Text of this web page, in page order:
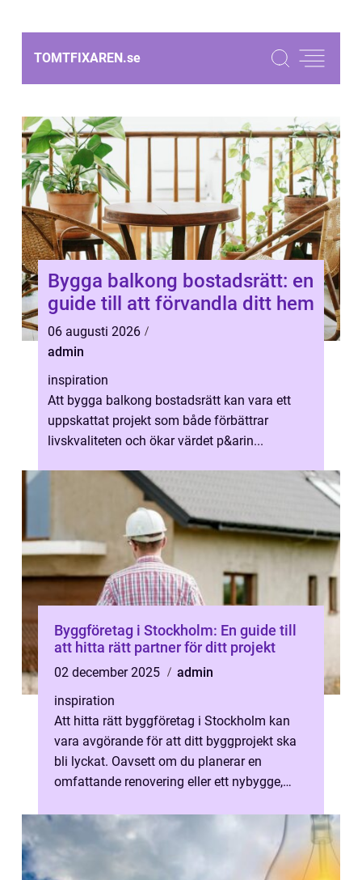
TOMTFIXAREN.se
Bygga balkong bostadsrätt: en
guide till att förvandla ditt hem
06 augusti 2026
admin
inspiration
Att bygga balkong bostadsrätt kan vara ett
uppskattat projekt som både förbättrar
livskvaliteten och ökar värdet p&arin...
Byggföretag i Stockholm: En guide till
att hitta rätt partner för ditt projekt
02 december 2025
admin
inspiration
Att hitta rätt byggföretag i Stockholm kan
vara avgörande för att ditt byggprojekt ska
bli lyckat. Oavsett om du planerar en
omfattande renovering eller ett nybygge,